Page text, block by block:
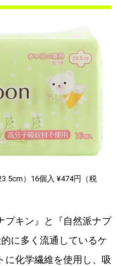
）16個入 ¥474円（税
プキン』と『自然派ナプ
に多く流通しているケ
に化学繊維を使用し、吸